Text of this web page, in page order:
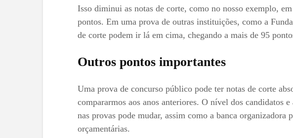
Isso diminui as notas de corte, como no nosso exemplo,
pontos. Em uma prova de outras instituições, como a
de corte podem ir lá em cima, chegando a mais de 95
Outros pontos importantes
Uma prova de concurso público pode ter notas de corte
compararmos aos anos anteriores. O nível dos candidatos e
nas provas pode mudar, assim como a banca organizadora
orçamentárias.